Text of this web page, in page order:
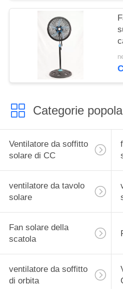
Categorie
Ventilatore da soffitto
solare di CC
ventilatore da tavolo
solare
Fan solare della
scatola
ventilatore da soffitto
di orbita